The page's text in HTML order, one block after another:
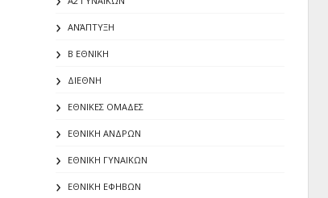
ΑΝΆΠΤΥΞΗ
Β ΕΘΝΙΚΗ
ΔΙΕΘΝΗ
ΕΘΝΙΚΕΣ ΟΜΑΔΕΣ
ΕΘΝΙΚΗ ΑΝΔΡΩΝ
ΕΘΝΙΚΗ ΓΥΝΑΙΚΩΝ
ΕΘΝΙΚΗ ΕΦΗΒΩΝ